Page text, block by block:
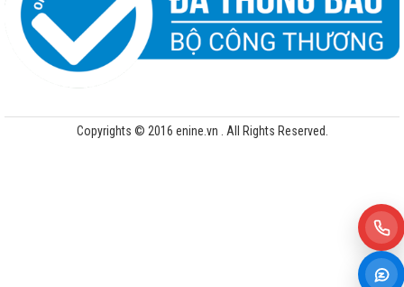
Copyrights © 2016 enine.vn . All Rights Reserved.